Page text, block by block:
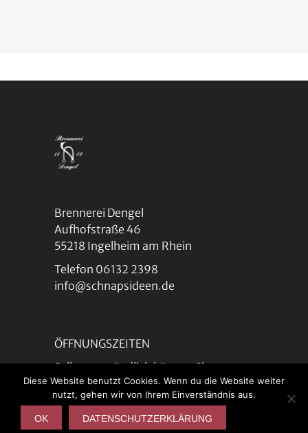
Brennerei Dengel
Aufhofstraße 46
55218 Ingelheim am Rhein
Telefon 06132 2398
info@schnapsideen.de
ÖFFNUNGSZEITEN
Selbstverständlich können Sie uns
nach Vereinbarung jederzeit
besuchen, die Produkte probieren und
kaufen.
Diese Website benutzt Cookies. Wenn du die Website weiter
nutzt, gehen wir von Ihrem Einverständnis aus.
OK DATENSCHUTZERKLÄRUNG